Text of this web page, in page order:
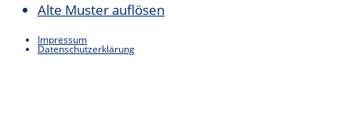
Alte Muster auflösen
Impressum
Datenschutzerklärung